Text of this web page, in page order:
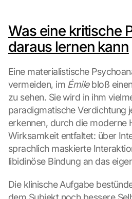
Was eine kritische
daraus lernen kann
Eine materialistische
vermeiden, im Émile bloß
zu sehen. Sie wird in ihm
paradigmatische Verdichtung
erkennen, durch die moderne
Wirksamkeit entfaltet: über
sprachlich maskierte
libidinöse Bindung an das
Die klinische Aufgabe
B
y
c
l
c
k
i
n
o
t
h
s
p